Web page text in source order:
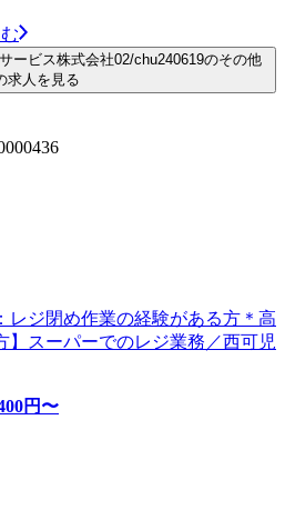
ービス株式会社02/chu240619のその他
求人を見る
レジ閉め作業の経験がある方＊高
スーパーでのレジ業務／西可児
円〜